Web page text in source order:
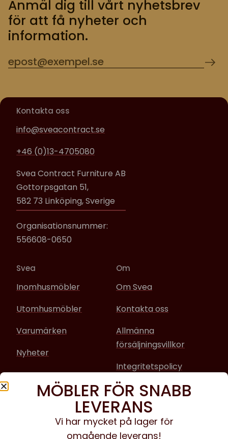
Anmäl dig till vårt nyhetsbrev
för att få nyheter och
information.
Kontakta oss
info@sveacontract.se
+46 (0)13-4705080
Svea Contract Furniture AB
Gottorpsgatan 51,
582 73 Linköping, Sverige
Organisationsnummer:
556608-0650
Svea
Inomhusmöbler
Utomhusmöbler
Varumärken
Nyheter
Om
Om Svea
Kontakta oss
Allmänna
försäljningsvillkor
Integritetspolicy
Sociala media
Facebook
MÖBLER FÖR SNABB
LEVERANS
Vi har mycket på lager för
omgående leverans!